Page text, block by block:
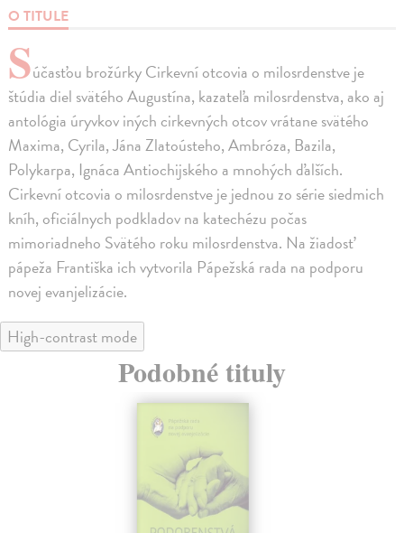
O TITULE
Súčasťou brožúrky Cirkevní otcovia o milosrdenstve je
štúdia diel svätého Augustína, kazateľa milosrdenstva, ako aj
antológia úryvkov iných cirkevných otcov vrátane svätého
Maxima, Cyrila, Jána Zlatoústeho, Ambróza, Bazila,
Polykarpa, Ignáca Antiochijského a mnohých ďalších.
Cirkevní otcovia o milosrdenstve je jednou zo série siedmich
kníh, oficiálnych podkladov na katechézu počas
mimoriadneho Svätého roku milosrdenstva. Na žiadosť
pápeža Františka ich vytvorila Pápežská rada na podporu
novej evanjelizácie.
High-contrast mode
Podobné tituly